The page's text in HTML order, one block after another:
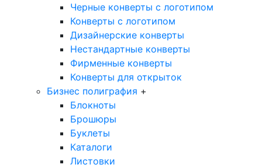
Черные конверты с логотипом
Конверты с логотипом
Дизайнерские конверты
Нестандартные конверты
Фирменные конверты
Конверты для открыток
Бизнес полиграфия +
Блокноты
Брошюры
Буклеты
Каталоги
Листовки